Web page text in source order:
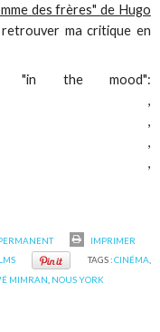
des frères" de Hugo
ma critique en
"in the mood":
,
IMPRIMER
TAGS :CINÉMA
MIMRAN NOUS YORK